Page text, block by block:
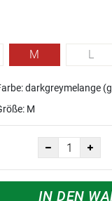
M L
darkgreymelange
M
IN DEN